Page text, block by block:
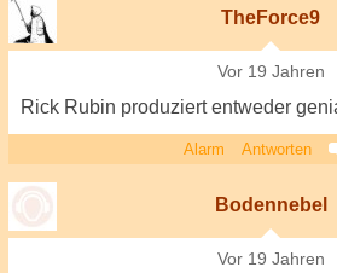
TheForce9
Vor 19 Jahren
Rick Rubin produziert entweder
Alarm Antworten
Bodennebel
Vor 19 Jahren